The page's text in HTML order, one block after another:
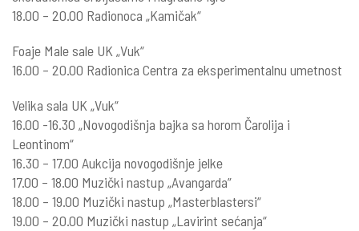
18.00 – 20.00 Radionoca „Kamičak“
Foaje Male sale UK „Vuk“
16.00 – 20.00 Radionica Centra za eksperimentalnu umetnost
Velika sala UK „Vuk“
16.00 -16.30 „Novogodišnja bajka sa horom Čarolija i
Leontinom“
16.30 – 17.00 Aukcija novogodišnje jelke
17.00 – 18.00 Muzički nastup „Avangarda”
18.00 – 19.00 Muzički nastup „Masterblastersi“
19.00 – 20.00 Muzički nastup „Lavirint sećanja“